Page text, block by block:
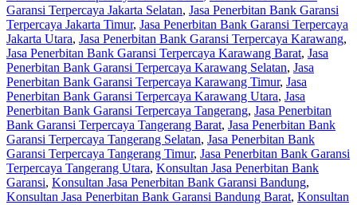
Garansi Terpercaya Jakarta Selatan, Jasa Penerbitan Bank Garansi
Terpercaya Jakarta Timur, Jasa Penerbitan Bank Garansi Terpercaya
Jakarta Utara, Jasa Penerbitan Bank Garansi Terpercaya Karawang,
Jasa Penerbitan Bank Garansi Terpercaya Karawang Barat, Jasa
Penerbitan Bank Garansi Terpercaya Karawang Selatan, Jasa
Penerbitan Bank Garansi Terpercaya Karawang Timur, Jasa
Penerbitan Bank Garansi Terpercaya Karawang Utara, Jasa
Penerbitan Bank Garansi Terpercaya Tangerang, Jasa Penerbitan
Bank Garansi Terpercaya Tangerang Barat, Jasa Penerbitan Bank
Garansi Terpercaya Tangerang Selatan, Jasa Penerbitan Bank
Garansi Terpercaya Tangerang Timur, Jasa Penerbitan Bank Garansi
Terpercaya Tangerang Utara, Konsultan Jasa Penerbitan Bank
Garansi, Konsultan Jasa Penerbitan Bank Garansi Bandung,
Konsultan Jasa Penerbitan Bank Garansi Bandung Barat, Konsultan